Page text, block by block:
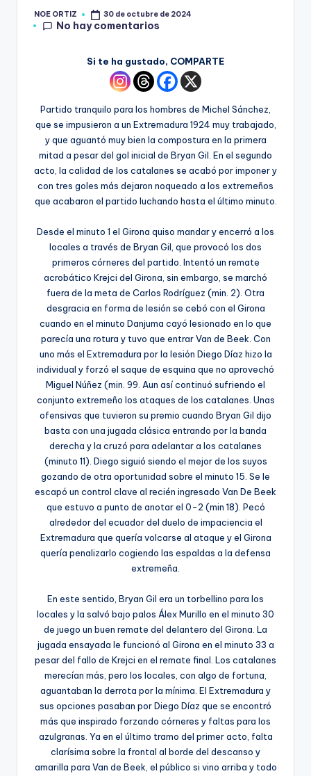
NOE ORTIZ 30 de octubre de 2024
No hay comentarios
Si te ha gustado, COMPARTE
Partido tranquilo para los hombres de Michel Sánchez,
que se impusieron a un Extremadura 1924 muy trabajado,
y que aguantó muy bien la compostura en la primera
mitad a pesar del gol inicial de Bryan Gil. En el segundo
acto, la calidad de los catalanes se acabó por imponer y
con tres goles más dejaron noqueado a los extremeños
que acabaron el partido luchando hasta el último minuto.
Desde el minuto 1 el Girona quiso mandar y encerró a los
locales a través de Bryan Gil, que provocó los dos
primeros córneres del partido. Intentó un remate
acrobático Krejci del Girona, sin embargo, se marchó
fuera de la meta de Carlos Rodríguez (min. 2). Otra
desgracia en forma de lesión se cebó con el Girona
cuando en el minuto Danjuma cayó lesionado en lo que
parecía una rotura y tuvo que entrar Van de Beek. Con
uno más el Extremadura por la lesión Diego Díaz hizo la
individual y forzó el saque de esquina que no aprovechó
Miguel Núñez (min. 99. Aun así continuó sufriendo el
conjunto extremeño los ataques de los catalanes. Unas
ofensivas que tuvieron su premio cuando Bryan Gil dijo
basta con una jugada clásica entrando por la banda
derecha y la cruzó para adelantar a los catalanes
(minuto 11). Diego siguió siendo el mejor de los suyos
gozando de otra oportunidad sobre el minuto 15. Se le
escapó un control clave al recién ingresado Van De Beek
que estuvo a punto de anotar el 0-2 (min 18). Pecó
alrededor del ecuador del duelo de impaciencia el
Extremadura que quería volcarse al ataque y el Girona
quería penalizarlo cogiendo las espaldas a la defensa
extremeña.
En este sentido, Bryan Gil era un torbellino para los
locales y la salvó bajo palos Álex Murillo en el minuto 30
de juego un buen remate del delantero del Girona. La
jugada ensayada le funcionó al Girona en el minuto 33 a
pesar del fallo de Krejci en el remate final. Los catalanes
merecían más, pero los locales, con algo de fortuna,
aguantaban la derrota por la mínima. El Extremadura y
sus opciones pasaban por Diego Díaz que se encontró
más que inspirado forzando córneres y faltas para los
azulgranas. Ya en el último tramo del primer acto, falta
clarísima sobre la frontal al borde del descanso y
amarilla para Van de Beek, el público si vino arriba y todo